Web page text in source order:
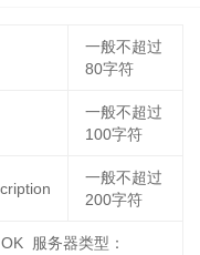
一般不超过
80字符
一般不超过
100字符
一般不超过
200字符
服务器类型：